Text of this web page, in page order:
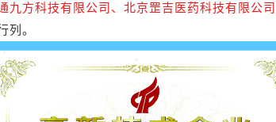
九方科技有限公司、北京罡吉医药科技有限公司
列。